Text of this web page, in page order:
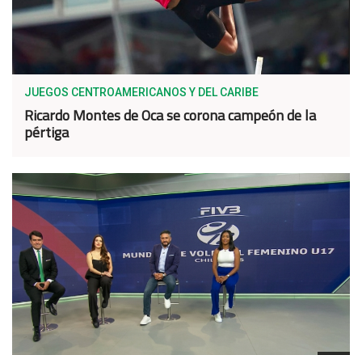
JUEGOS CENTROAMERICANOS Y DEL CARIBE
Ricardo Montes de Oca se corona campeón de la
pértiga